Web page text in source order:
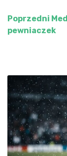
Poprzedni
pewniaczek